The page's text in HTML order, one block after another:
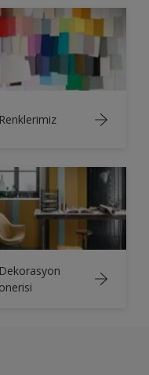
Renklerimiz
Dekorasyon
onerisi